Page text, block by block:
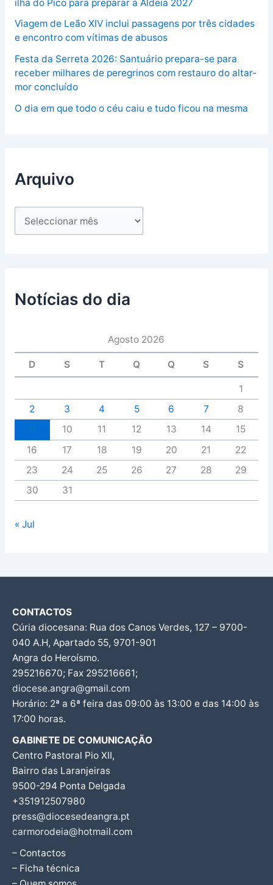
ilha do Pico para preparar a Aldeia 2027
Viagem de Leão XIV inclui passagens por três cidades
e encontro com vítimas de abusos
Festa da Serreta 2026: Santuário prepara-se para
receber milhares de peregrinos com restauro do altar-
mor concluído
O dia em que todo o céu caiu e tudo ficou na mesma
Arquivo
Notícias do dia
Agosto 2026
D S T Q Q S S
1
2
3 4 5 6 7
8
10 11 12 13 14
15
16
17 18 19 20 21
22
23
24 25 26 27 28
29
30
31
« Jul
CONTACTOS
Cúria diocesana: Rua dos Canos Verdes, 127 – 9700-
040 A.H, Apartado 55, 9701-901
Angra do Heroísmo.
295216670; Fax 295216661;
diocese.angra@gmail.com
Horário: 2ª a 6ª feira das 09:00 às 13:00 e das 14:00 às
17:00 horas.
GABINETE DE COMUNICAÇÃO
Centro Pastoral Pio XII,
Bairro das Laranjeiras
9500-294 Ponta Delgada
+351912507980
press@diocesedeangra.pt
carmorodeia@hotmail.com
– Contactos
– Ficha técnica